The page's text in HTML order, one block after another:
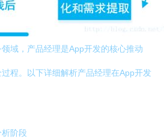
域，产品经理是App开发的核心推动
程。以下详细解析产品经理在App开发
阶段